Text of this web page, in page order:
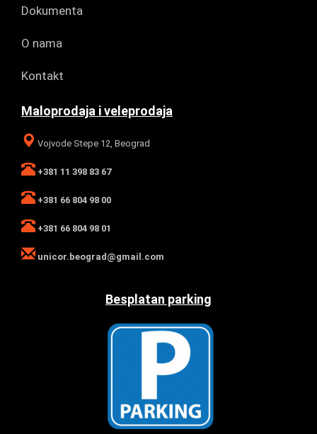
Dokumenta
O nama
Kontakt
Maloprodaja i veleprodaja
Vojvode Stepe 12, Beograd
+381 11 398 83 67
+381 66 804 98 00
+381 66 804 98 01
unicor.beograd@gmail.com
Besplatan parking